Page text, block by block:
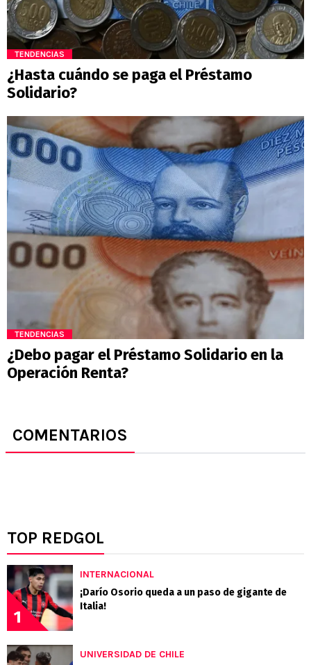
TENDENCIAS
¿Hasta cuándo se paga el Préstamo
Solidario?
TENDENCIAS
¿Debo pagar el Préstamo Solidario en la
Operación Renta?
COMENTARIOS
TOP REDGOL
1
INTERNACIONAL
¡Darío Osorio queda a un paso de gigante de
Italia!
UNIVERSIDAD DE CHILE